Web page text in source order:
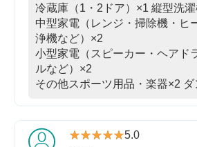
冷蔵庫（1・2ドア）×1 縦型洗
中型家電（レンジ・掃除機・ヒ
浄機など）×2
小型家電（スピーカー・ヘアド
ルなど）×2
その他スポーツ用品・楽器×2
★★★★★
★★★★★5.0